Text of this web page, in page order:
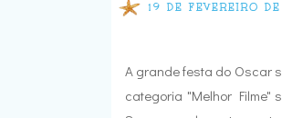
19 DE FEVEREIRO
A grande festa do Oscar
categoria "Melhor Filme"